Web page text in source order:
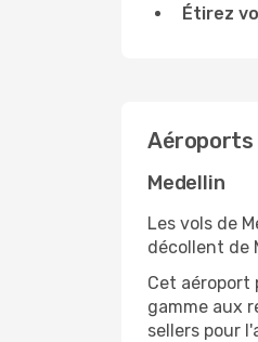
Étirez
Aéroports
Medellin
Les vols de
décollent de
Cet aéroport
gamme aux
sellers pour